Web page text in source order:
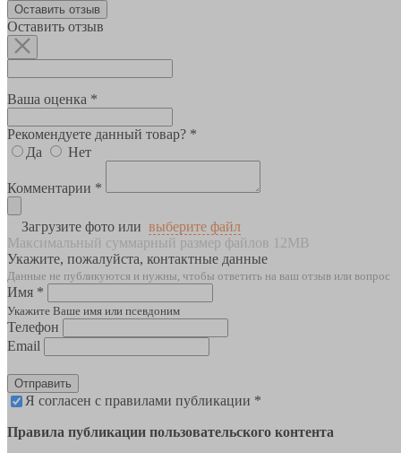
Оставить отзыв
Оставить отзыв
Ваша оценка *
Рекомендуете данный товар? *
Да
Нет
Комментарии *
Загрузите фото или выберите файл
Максимальный суммарный размер файлов 12MB
Укажите, пожалуйста, контактные данные
Данные не публикуются и нужны, чтобы ответить на ваш отзыв или вопрос
Имя *
Укажите Ваше имя или псевдоним
Телефон
Email
Отправить
Я согласен с правилами публикации *
Правила публикации пользовательского контента